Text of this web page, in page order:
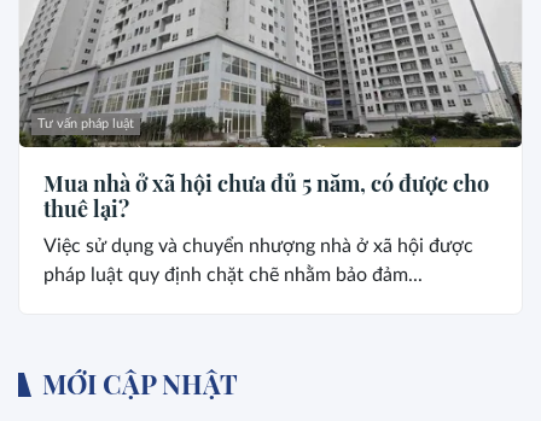
Tư vấn pháp luật
Mua nhà ở xã hội chưa đủ 5 năm, có được cho
thuê lại?
Việc sử dụng và chuyển nhượng nhà ở xã hội được
pháp luật quy định chặt chẽ nhằm bảo đảm...
MỚI CẬP NHẬT